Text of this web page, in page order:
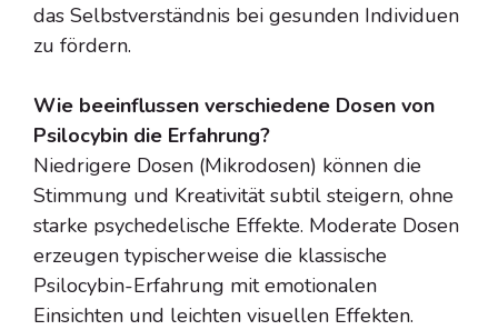
das Selbstverständnis bei gesunden Individuen
zu fördern.
Wie beeinflussen verschiedene Dosen von
Psilocybin die Erfahrung?
Niedrigere Dosen (Mikrodosen) können die
Stimmung und Kreativität subtil steigern, ohne
starke psychedelische Effekte. Moderate Dosen
erzeugen typischerweise die klassische
Psilocybin-Erfahrung mit emotionalen
Einsichten und leichten visuellen Effekten.